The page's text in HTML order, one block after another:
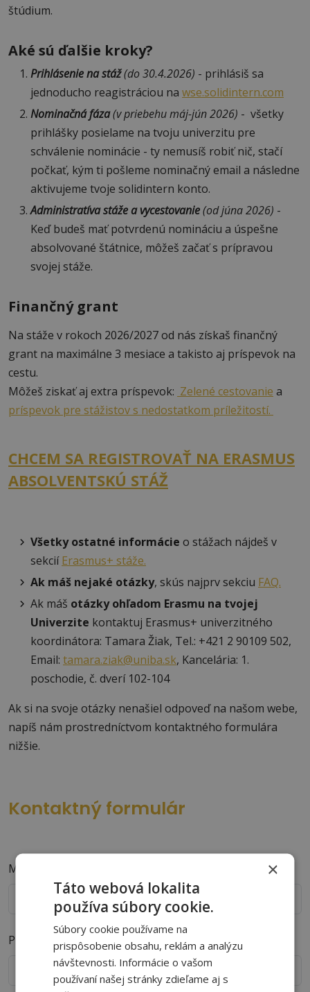
štúdium.
Aké sú ďalšie kroky?
Prihlásenie na stáž(do 30.4.2026) - prihlásiš sa
jednoducho reagistráciou na wse.solidintern.com
Nominačná fáza(v priebehu máj-jún 2026) - všetky
prihlášky posielame na tvoju univerzitu pre
schválenie nominácie - ty nemusíš robiť nič, stačí
počkať, kým ti pošleme nominačný email a následne
aktivujeme tvoje solidintern konto.
Administratíva stáže a vycestovanie(od júna 2026) -
Keď budeš mať potvrdenú nomináciu a úspešne
absolvované štátnice, môžeš začať s prípravou
svojej stáže.
Finančný grant
Na stáže v rokoch 2026/2027 od nás získaš finančný
grant na maximálne 3 mesiace a takisto aj príspevok na
cestu.
Môžeš ziskať aj extra príspevok: Zelené cestovanie a
príspevok pre stážistov s nedostatkom príležitostí.
CHCEM SA REGISTROVAŤ NA ERASMUS
ABSOLVENTSKÚ STÁŽ
Všetky ostatné informácie o stážach nájdeš v
sekciíErasmus+ stáže.
Ak máš nejaké otázky, skús najprv sekciu FAQ.
Ak máš otázky ohľadom Erasmu na tvojej
Univerzite kontaktuj Erasmus+ univerzitného
koordinátora: Tamara Žiak, Tel.: +421 2 90109 502,
Email: tamara.ziak@uniba.sk, Kancelária: 1.
poschodie, č. dverí 102-104
Ak si na svoje otázky nenašiel odpoveď na našom webe,
napíš nám prostredníctvom kontaktného formulára
nižšie.
Kontaktný formulár
Meno
Priezvisko *
×
Táto webová lokalita
používa súbory cookie.
Súbory cookie používame na
prispôsobenie obsahu, reklám a analýzu
návštevnosti. Informácie o vašom
používaní našej stránky zdieľame aj s